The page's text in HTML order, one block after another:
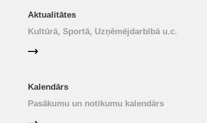
Aktualitātes
Kultūrā, Sportā, Uzņēmējdarbībā u.c.
Kalendārs
Pasākumu un notikumu kalendārs